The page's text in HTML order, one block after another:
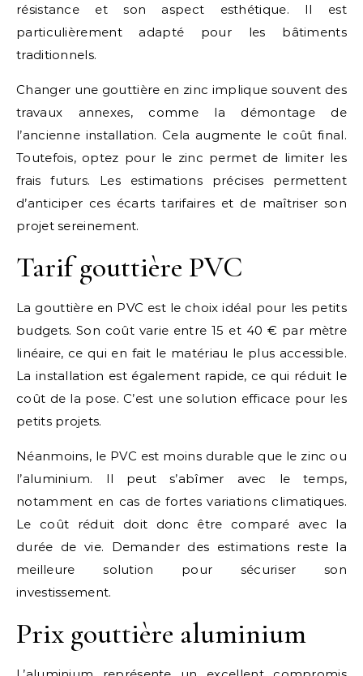
résistance et son aspect esthétique. Il est
particulièrement adapté pour les bâtiments
traditionnels.
Changer une gouttière en zinc implique souvent des
travaux annexes, comme la démontage de
l’ancienne installation. Cela augmente le coût final.
Toutefois, optez pour le zinc permet de limiter les
frais futurs. Les estimations précises permettent
d’anticiper ces écarts tarifaires et de maîtriser son
projet sereinement.
Tarif gouttière PVC
La gouttière en PVC est le choix idéal pour les petits
budgets. Son coût varie entre 15 et 40 € par mètre
linéaire, ce qui en fait le matériau le plus accessible.
La installation est également rapide, ce qui réduit le
coût de la pose. C’est une solution efficace pour les
petits projets.
Néanmoins, le PVC est moins durable que le zinc ou
l’aluminium. Il peut s’abîmer avec le temps,
notamment en cas de fortes variations climatiques.
Le coût réduit doit donc être comparé avec la
durée de vie. Demander des estimations reste la
meilleure solution pour sécuriser son
investissement.
Prix gouttière aluminium